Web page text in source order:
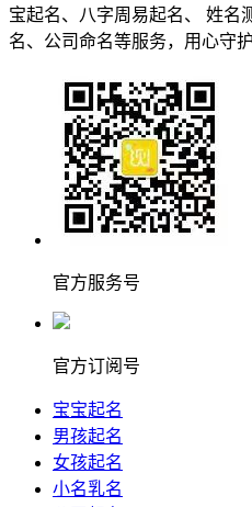
宝起名、八字周易起名、 姓名
名、公司命名等服务，用心守
官方服务号
官方订阅号
宝宝起名
男孩起名
女孩起名
小名乳名